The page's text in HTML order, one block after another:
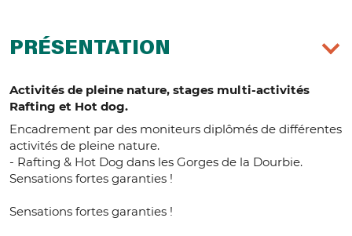
PRÉSENTATION
Activités de pleine nature, stages multi-activités
Rafting et Hot dog.
Encadrement par des moniteurs diplômés de différentes
activités de pleine nature.
- Rafting & Hot Dog dans les Gorges de la Dourbie.
Sensations fortes garanties !
Sensations fortes garanties !